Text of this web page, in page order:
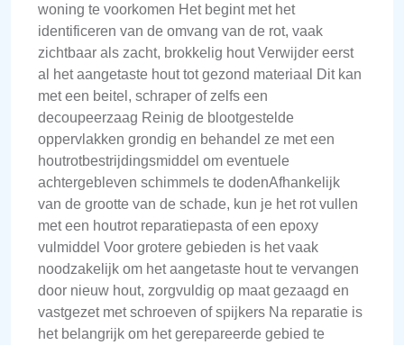
woning te voorkomen Het begint met het
identificeren van de omvang van de rot, vaak
zichtbaar als zacht, brokkelig hout Verwijder eerst
al het aangetaste hout tot gezond materiaal Dit kan
met een beitel, schraper of zelfs een
decoupeerzaag Reinig de blootgestelde
oppervlakken grondig en behandel ze met een
houtrotbestrijdingsmiddel om eventuele
achtergebleven schimmels te dodenAfhankelijk
van de grootte van de schade, kun je het rot vullen
met een houtrot reparatiepasta of een epoxy
vulmiddel Voor grotere gebieden is het vaak
noodzakelijk om het aangetaste hout te vervangen
door nieuw hout, zorgvuldig op maat gezaagd en
vastgezet met schroeven of spijkers Na reparatie is
het belangrijk om het gerepareerde gebied te